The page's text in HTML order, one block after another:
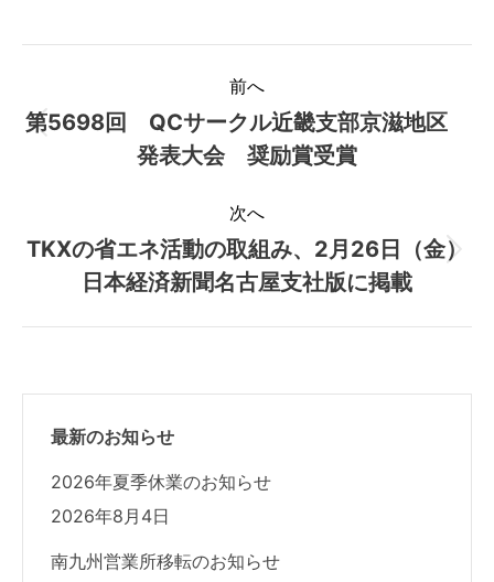
稿
ー
前へ
前
の
投
稿:
第5698回 QCサークル近畿支部京滋地区
発表大会 奨励賞受賞
次へ
次
の
投
TKXの省エネ活動の取組み、2月26日（金）
日本経済新聞名古屋支社版に掲載
最新のお知らせ
2026年夏季休業のお知らせ
2026年8月4日
南九州営業所移転のお知らせ